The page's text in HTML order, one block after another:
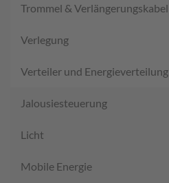
Trommel & Verlängerungskabel
Verlegung
Verteiler und Energieverteilung
Jalousiesteuerung
Licht
Mobile Energie